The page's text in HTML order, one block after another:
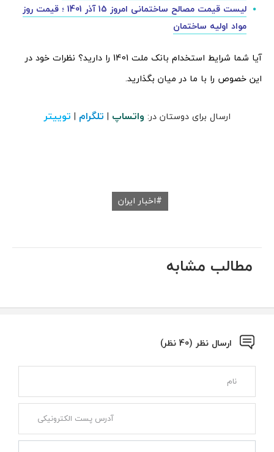
لیست قیمت مصالح ساختمانی امروز 15 آذر 1401 ؛ قیمت روز
مواد اولیه ساختمان
آیا شما شرایط استخدام بانک ملت 1401 را دارید؟ نظرات خود در
این خصوص را با ما در میان بگذارید.
ارسال برای دوستان در: واتساپ | تلگرام | توییتر
اخبار ایران
مطالب مشابه
ارسال نظر (40 نظر)